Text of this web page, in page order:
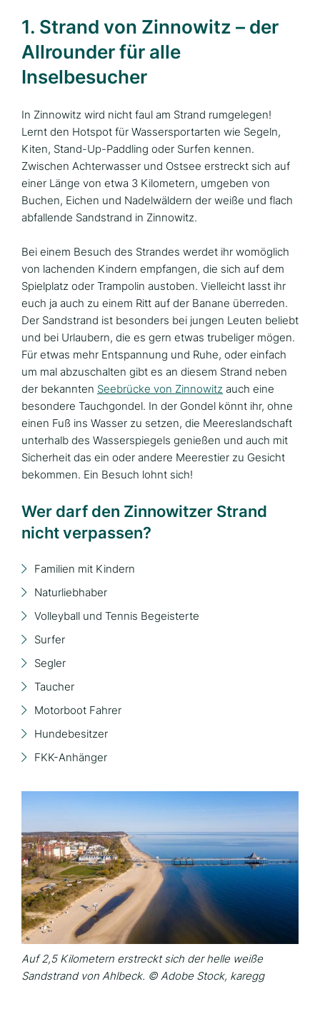
1. Strand von Zinnowitz – der
Allrounder für alle
Inselbesucher
In Zinnowitz wird nicht faul am Strand rumgelegen!
Lernt den Hotspot für Wassersportarten wie Segeln,
Kiten, Stand-Up-Paddling oder Surfen kennen.
Zwischen Achterwasser und Ostsee erstreckt sich auf
einer Länge von etwa 3 Kilometern, umgeben von
Buchen, Eichen und Nadelwäldern der weiße und flach
abfallende Sandstrand in Zinnowitz.
Bei einem Besuch des Strandes werdet ihr womöglich
von lachenden Kindern empfangen, die sich auf dem
Spielplatz oder Trampolin austoben. Vielleicht lasst ihr
euch ja auch zu einem Ritt auf der Banane überreden.
Der Sandstrand ist besonders bei jungen Leuten beliebt
und bei Urlaubern, die es gern etwas trubeliger mögen.
Für etwas mehr Entspannung und Ruhe, oder einfach
um mal abzuschalten gibt es an diesem Strand neben
der bekannten Seebrücke von Zinnowitz auch eine
besondere Tauchgondel. In der Gondel könnt ihr, ohne
einen Fuß ins Wasser zu setzen, die Meereslandschaft
unterhalb des Wasserspiegels genießen und auch mit
Sicherheit das ein oder andere Meerestier zu Gesicht
bekommen. Ein Besuch lohnt sich!
Wer darf den Zinnowitzer Strand
nicht verpassen?
Familien mit Kindern
Naturliebhaber
Volleyball und Tennis Begeisterte
Surfer
Segler
Taucher
Motorboot Fahrer
Hundebesitzer
FKK-Anhänger
Auf 2,5 Kilometern erstreckt sich der helle weiße
Sandstrand von Ahlbeck. © Adobe Stock, karegg